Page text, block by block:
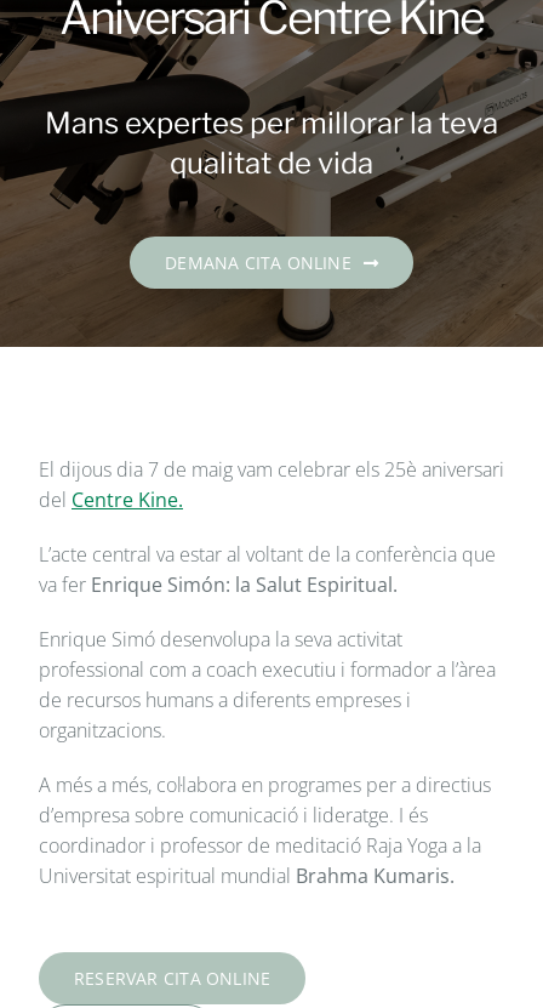
Contacte
DEMANA CITA
Català
Aniversari Centre Kine
Mans expertes per millorar la teva
qualitat de vida
DEMANA CITA ONLINE
El dijous dia 7 de maig vam celebrar els 25è aniversari
del Centre Kine.
L’acte central va estar al voltant de la conferència que
va fer Enrique Simón: la Salut Espiritual.
Enrique Simó desenvolupa la seva activitat
professional com a coach executiu i formador a l’àrea
de recursos humans a diferents empreses i
organitzacions.
A més a més, col·labora en programes per a directius
d’empresa sobre comunicació i lideratge. I és
coordinador i professor de meditació Raja Yoga a la
Universitat espiritual mundial Brahma Kumaris.
RESERVAR CITA ONLINE